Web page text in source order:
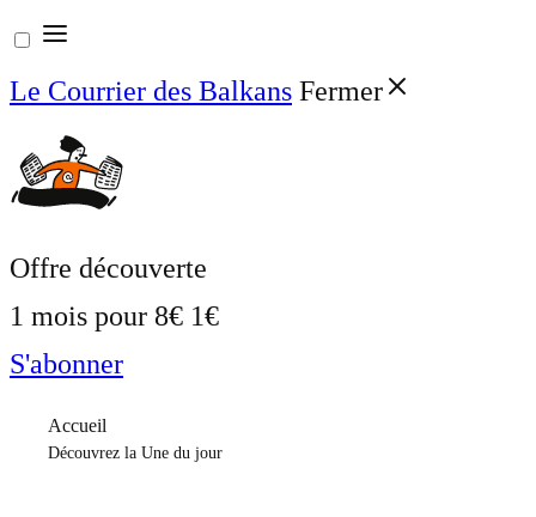
Aller
au
contenu
Le Courrier des Balkans Fermer
Offre découverte
1 mois pour 8€ 1€
S'abonner
Accueil
Découvrez la Une du jour